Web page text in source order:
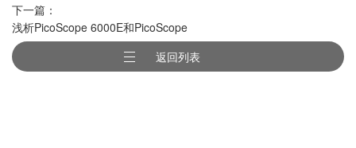
介绍
下一篇：
浅析PicoScope 6000E和PicoScope
6407的区别
返回列表